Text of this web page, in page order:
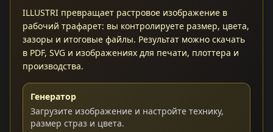
ILLUSTRI превращает растровое изображение в
рабочий трафарет: вы контролируете размер, цвета,
зазоры и итоговые файлы. Результат можно скачать
в PDF, SVG и изображениях для печати, плоттера и
производства.
Генератор
Загрузите изображение и настройте технику,
размер страз и цвета.